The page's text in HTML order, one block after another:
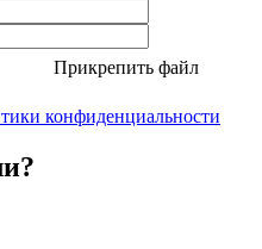
Прикрепить файл
конфиденциальности